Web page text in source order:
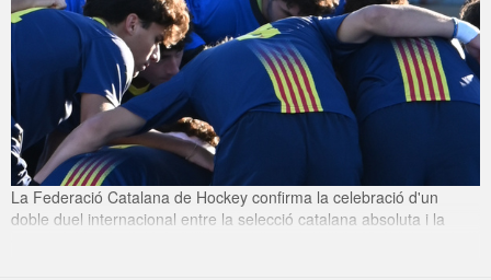
La Federació Catalana de Hockey confirma la celebració d'un
doble duel internacional entre la selecció catalana absoluta i la